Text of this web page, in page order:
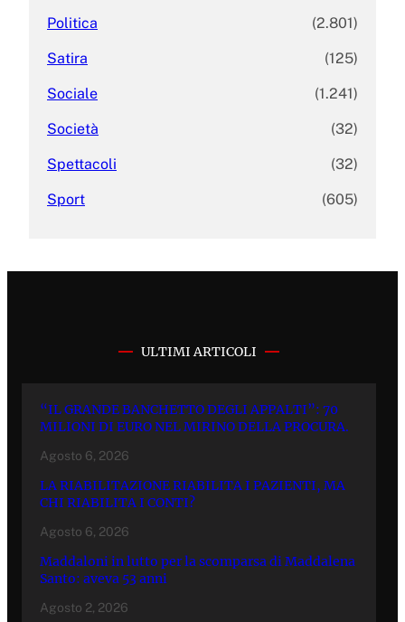
Politica (2.801)
Satira (125)
Sociale (1.241)
Società (32)
Spettacoli (32)
Sport (605)
ULTIMI ARTICOLI
“IL GRANDE BANCHETTO DEGLI APPALTI”: 70
MILIONI DI EURO NEL MIRINO DELLA PROCURA.
Agosto 6, 2026
LA RIABILITAZIONE RIABILITA I PAZIENTI, MA
CHI RIABILITA I CONTI?
Agosto 6, 2026
Maddaloni in lutto per la scomparsa di Maddalena
Santo: aveva 53 anni
Agosto 2, 2026